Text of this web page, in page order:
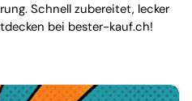
Schnell zubereitet, lecker
bei bester-kauf.ch!